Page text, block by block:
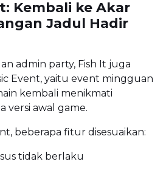
Kembali ke Akar
Jadul Hadir
admin party, Fish It juga
Event, yaitu event mingguan
kembali menikmati
versi awal game.
beberapa fitur disesuaikan:
tidak berlaku